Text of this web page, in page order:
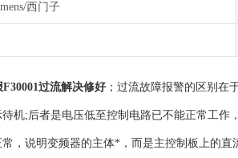
西门子
过流解决修好 ；过流故障报警的区别在
机;后者是电压低至控制电路已不能正常工
，说明变频器的主体*，而是主控制板上的